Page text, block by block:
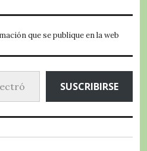
que se publique en la web
SUSCRIBIRSE